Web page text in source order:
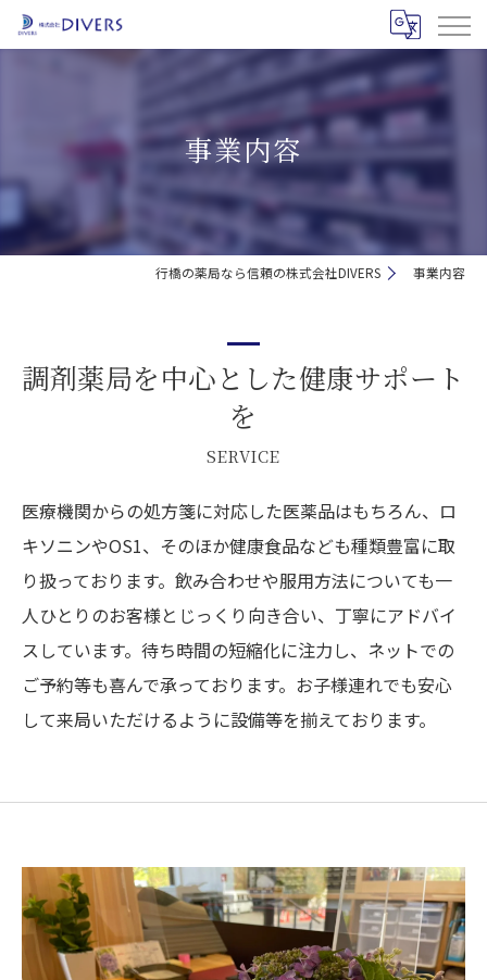
事業内容
行橋の薬局なら信頼の株式会社DIVERS 事業内容
調剤薬局を中心とした健康サポート
を
SERVICE
医療機関からの処方箋に対応した医薬品はもちろん、ロ
キソニンやOS1、そのほか健康食品なども種類豊富に取
り扱っております。飲み合わせや服用方法についても一
人ひとりのお客様とじっくり向き合い、丁寧にアドバイ
スしています。待ち時間の短縮化に注力し、ネットでの
ご予約等も喜んで承っております。お子様連れでも安心
して来局いただけるように設備等を揃えております。